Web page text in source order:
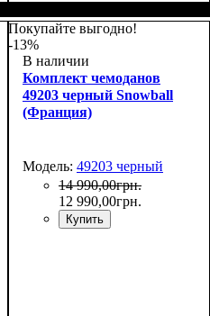
55х38х23+5
Покупайте выгодно!
-13%
В наличии
Комплект чемоданов
49203 черный Snowball
(Франция)
Модель: 49203 черный
14 990,00грн.
12 990,00грн.
Купить